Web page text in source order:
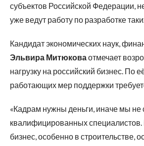
субъектов Российской Федерации,
уже ведут работу по разработке
Кандидат экономических наук,
Эльвира Митюковаотмечает
нагрузку на российский бизнес. По
работающих мер поддержки
«Кадрам нужны деньги, иначе мы
квалифицированных
бизнес, особенно в строительстве,